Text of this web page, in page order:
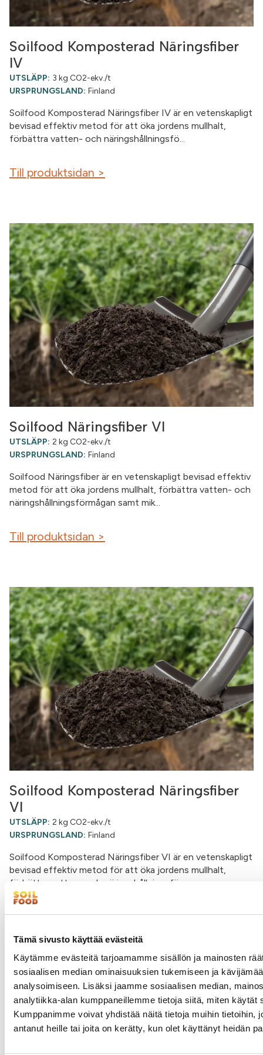
Tämä sivusto käyttää evästeitä
Käytämme evästeitä tarjoamamme sisällön ja mainosten
sosiaalisen median ominaisuuksien tukemiseen ja
analysoimiseen. Lisäksi jaamme sosiaalisen median,
analytiikka-alan kumppaneillemme tietoja siitä, miten käytät
Kumppanimme voivat yhdistää näitä tietoja muihin tietoihin,
antanut heille tai joita on kerätty, kun olet käyttänyt heidän
Soilfood Komposterad Näringsfiber
IV
UTSLÄPP: 3 kg CO2-ekv./t
URSPRUNGSLAND: Finland
Soilfood Komposterad Näringsfiber IV är en vetenskapligt
bevisad effektiv metod för att öka jordens mullhalt,
förbättra vatten- och näringshållningsfö...
Till produktsidan >
Soilfood Näringsfiber VI
UTSLÄPP: 2 kg CO2-ekv./t
URSPRUNGSLAND: Finland
Soilfood Näringsfiber är en vetenskapligt bevisad effektiv
metod för att öka jordens mullhalt, förbättra vatten- och
näringshållningsförmågan samt mik...
Till produktsidan >
Soilfood Komposterad Näringsfiber
VI
UTSLÄPP: 2 kg CO2-ekv./t
URSPRUNGSLAND: Finland
Soilfood Komposterad Näringsfiber VI är en vetenskapligt
bevisad effektiv metod för att öka jordens mullhalt,
förbättra vatten- och näringshållningsfö...
Till produktsidan >